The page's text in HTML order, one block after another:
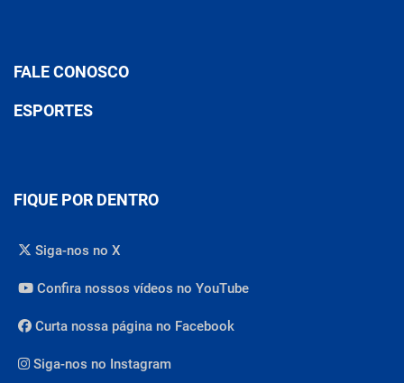
FALE CONOSCO
ESPORTES
FIQUE POR DENTRO
Siga-nos no X
Confira nossos vídeos no YouTube
Curta nossa página no Facebook
Siga-nos no Instagram